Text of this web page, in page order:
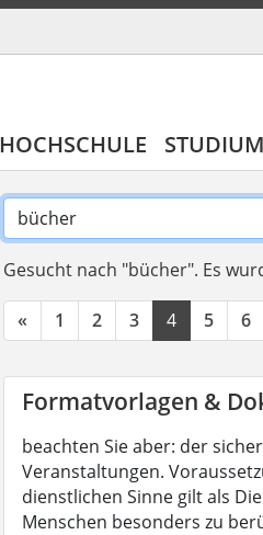
HOCHSCHULE STUDIUM
Gesucht nach "bücher". Es
« 1 2 3 4 5 6
Formatvorlagen &
beachten Sie aber: der
Veranstaltungen.
dienstlichen Sinne gilt als
Menschen besonders zu